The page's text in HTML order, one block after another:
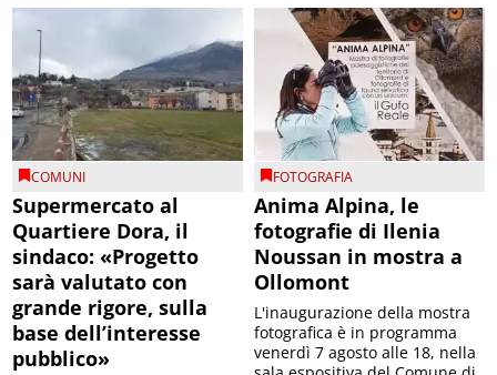
COMUNI
Supermercato al
Quartiere Dora, il
sindaco: «Progetto
sarà valutato con
grande rigore, sulla
base dell’interesse
pubblico»
FOTOGRAFIA
Anima Alpina, le
fotografie di Ilenia
Noussan in mostra a
Ollomont
L'inaugurazione della mostra
fotografica è in programma
venerdì 7 agosto alle 18, nella